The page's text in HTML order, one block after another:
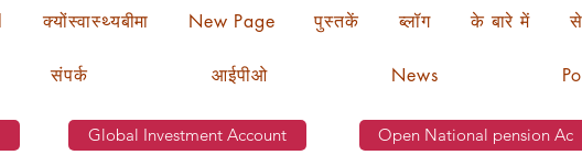
क्योंस्वास्थ्यबीमा New Page पुस्तकें ब्लॉग के बारे में
संपर्क आईपीओ News
Global Investment Account Open National pension Ac